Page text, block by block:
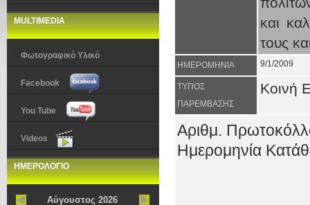
MULTIMEDIA
Φωτογραφικό Υλικό
Facebook
You Tube
Videos
ΗΜΕΡΟΛΟΓΙΟ
Αύγουστος 2026
και
τους
ΗΜΕΡΟΜΗΝΙΑ 9/1/2009
ΤΥΠΟΣ
ΠΑΡΕΜΒΑΣΗΣ
Κοινή
Αριθμ.
Ημερομηνία